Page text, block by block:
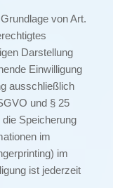
von Art.
Darstellung
Einwilligung
ausschließlich
und § 25
Speicherung
im
im
ist jederzeit